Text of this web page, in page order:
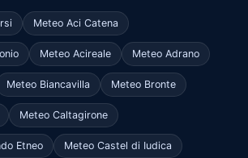
Meteo Aci Catena
Meteo Acireale Meteo Adrano
Meteo Biancavilla Meteo Bronte
Meteo Caltagirone
Etneo Meteo Castel di Iudica